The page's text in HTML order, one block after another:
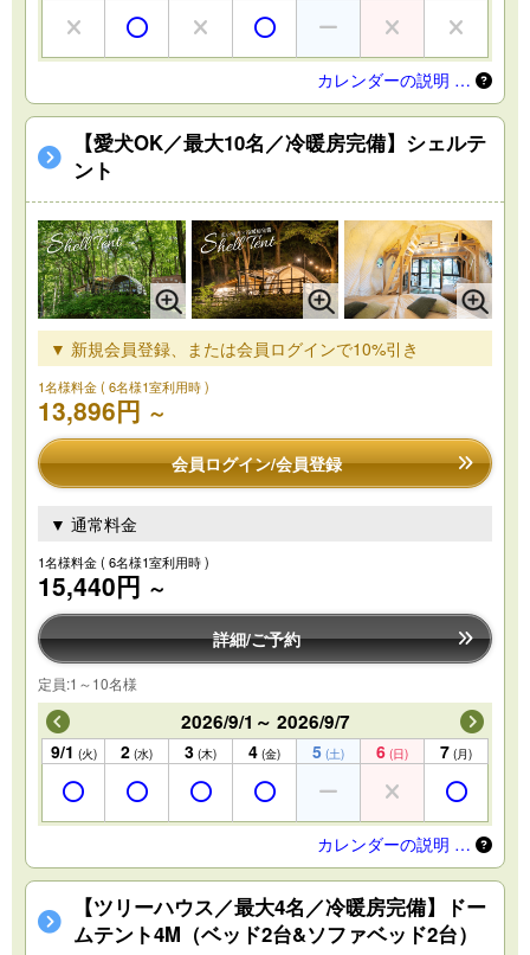
カレンダーの説明 …
【愛犬OK／最大10名／冷暖房完備】シェルテ
ント
▼ 新規会員登録、または会員ログインで10%引き
1名様料金( 6名様1室利用時 )
13,896円 ～
会員ログイン/会員登録
▼ 通常料金
1名様料金( 6名様1室利用時 )
15,440円 ～
詳細/ご予約
定員:1～10名様
2026/9/1～ 2026/9/7
9/1 (火) 2 (水) 3 (木) 4 (金) 5 (土) 6 (日) 7 (月)
カレンダーの説明 …
【ツリーハウス／最大4名／冷暖房完備】ドー
ムテント4M（ベッド2台&ソファベッド2台）